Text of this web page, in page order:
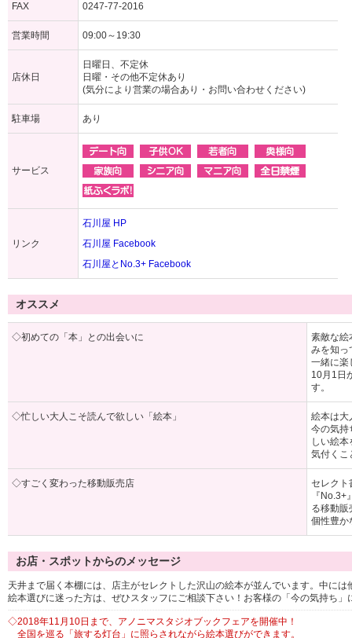
FAX 0247-77-2016
営業時間 09:00～19:30
店休日
日曜日、不定休
日曜・その他不定休あり
(気分により営業の場合あり・お問い合わせください)
駐車場 あり
サービス
リンク
石川屋 HP
石川屋 Facebook
石川屋とNo.3+ Facebook
オススメ
◇初めての「本」との出会いに
素敵な絵
みを知っ
一緒に楽
10月1日
す。
◇忙しい大人こそ読んで欲しい「絵本」
絵本は大
今の気持
しい絵
気付くこ
◇すごく変わった移動販売店
セレクト
『
る移動販
個性豊か
お店・スポットからのメッセージ
天井まで届く本棚には、店主がセレクトした沢山の絵本が並んでいます。中に
絵本選びに迷った方は、ぜひスタッフにご相談下さい！お客様の「今の気持ち
◇2018年11月10日まで、アノニマスタジオブックフェアを開催中！
全国を巡る「旅する灯台」に照らされながら絵本選びができます。